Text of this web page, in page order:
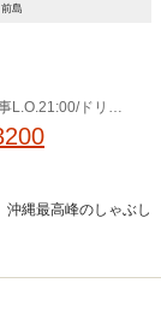
島
L.O.21:00/ドリン
14時まではラン
縄最高峰のしゃぶし